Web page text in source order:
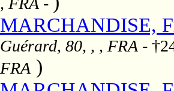
MARCHANDISE,
Guérard, 80, , , FRA -
FRA )